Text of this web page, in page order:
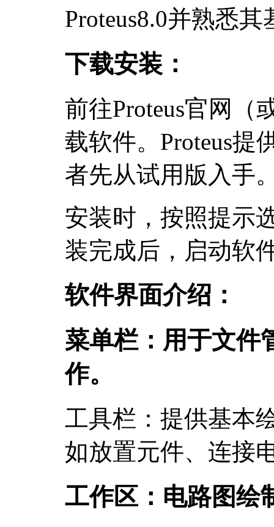
Proteus8.0并熟悉
下载安装：
前往Proteus官网（
载软件。Proteus提
者先从试用版入手
安装时，按照提示
装完成后，启动软
软件界面介绍：
菜单栏：用于文件
作。
工具栏：提供基本
如放置元件、连接
工作区：电路图绘